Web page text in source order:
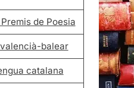
de Poesia
balear
catalana